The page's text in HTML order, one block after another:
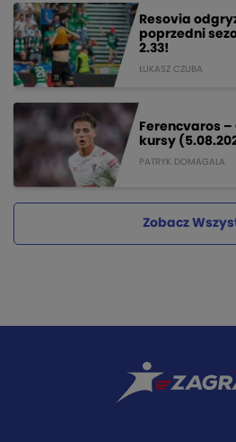
Resovia
poprzedni
2.33!
ŁUKASZ CZUBA
Ferencvaros
kursy
PATRYK DOMAGALA
Zobacz